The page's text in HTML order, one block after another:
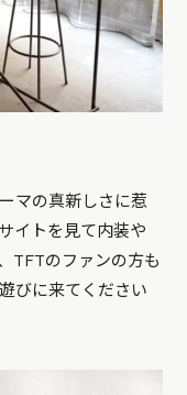
マの真新しさに惹
イトを見て内装や
TFTのファンの方も
びに来てください